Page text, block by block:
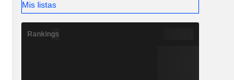
Mis listas
Rankings